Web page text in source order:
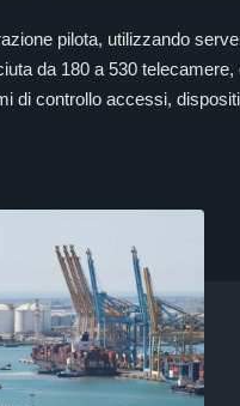
pilota, utilizzando
da 180 a 530
di controllo accessi,